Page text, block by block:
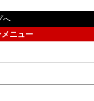
へ
ニュー